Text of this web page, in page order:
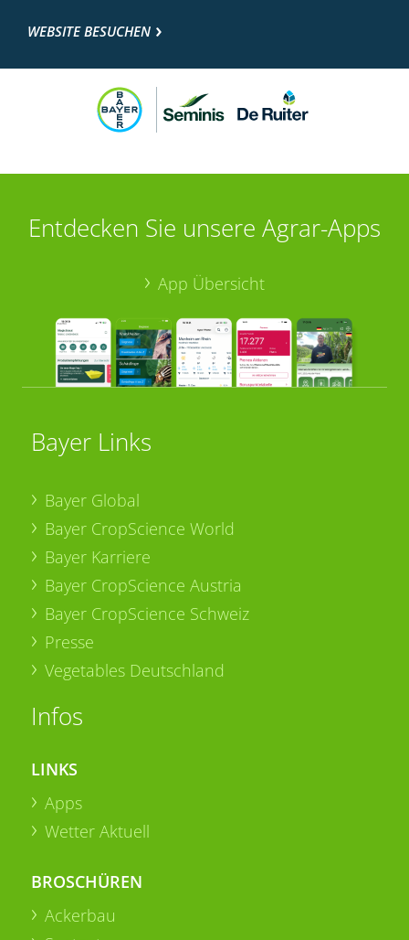
WEBSITE BESUCHEN
Entdecken Sie unsere Agrar-Apps
App Übersicht
Bayer Links
Bayer Global
Bayer CropScience World
Bayer Karriere
Bayer CropScience Austria
Bayer CropScience Schweiz
Presse
Vegetables Deutschland
Infos
LINKS
Apps
Wetter Aktuell
BROSCHÜREN
Ackerbau